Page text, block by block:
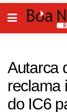
Autarca
reclama
do IC6